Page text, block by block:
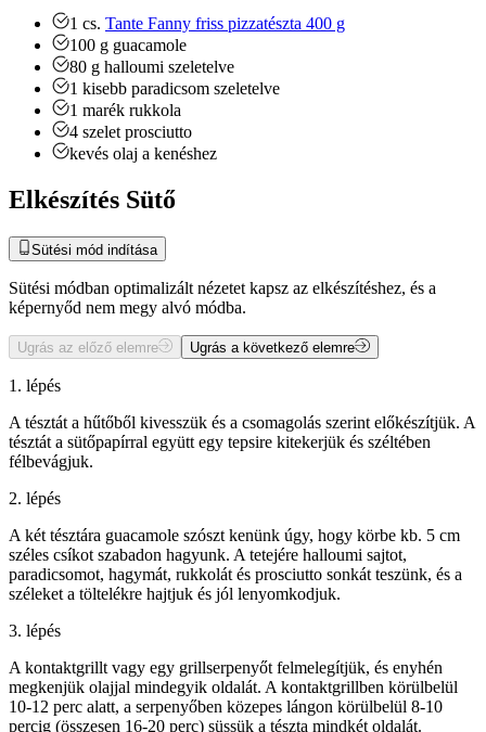
1 cs. Tante Fanny friss pizzatészta 400 g
100 g guacamole
80 g halloumi szeletelve
1 kisebb paradicsom szeletelve
1 marék rukkola
4 szelet prosciutto
kevés olaj a kenéshez
Elkészítés Sütő
Sütési mód indítása
Sütési módban optimalizált nézetet kapsz az elkészítéshez, és a
képernyőd nem megy alvó módba.
Ugrás az előző elemre Ugrás a következő elemre
1. lépés
A tésztát a hűtőből kivesszük és a csomagolás szerint előkészítjük. A
tésztát a sütőpapírral együtt egy tepsire kitekerjük és széltében
félbevágjuk.
2. lépés
A két tésztára guacamole szószt kenünk úgy, hogy körbe kb. 5 cm
széles csíkot szabadon hagyunk. A tetejére halloumi sajtot,
paradicsomot, hagymát, rukkolát és prosciutto sonkát teszünk, és a
széleket a töltelékre hajtjuk és jól lenyomkodjuk.
3. lépés
A kontaktgrillt vagy egy grillserpenyőt felmelegítjük, és enyhén
megkenjük olajjal mindegyik oldalát. A kontaktgrillben körülbelül
10-12 perc alatt, a serpenyőben közepes lángon körülbelül 8-10
percig (összesen 16-20 perc) süssük a tészta mindkét oldalát.